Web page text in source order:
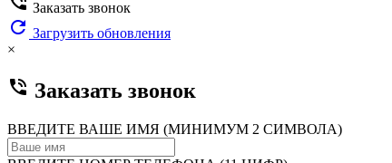
Заказать звонок
refresh Загрузить обновления
×
phone_in_talk Заказать звонок
ВВЕДИТЕ ВАШЕ ИМЯ (МИНИМУМ 2 СИМВОЛА)